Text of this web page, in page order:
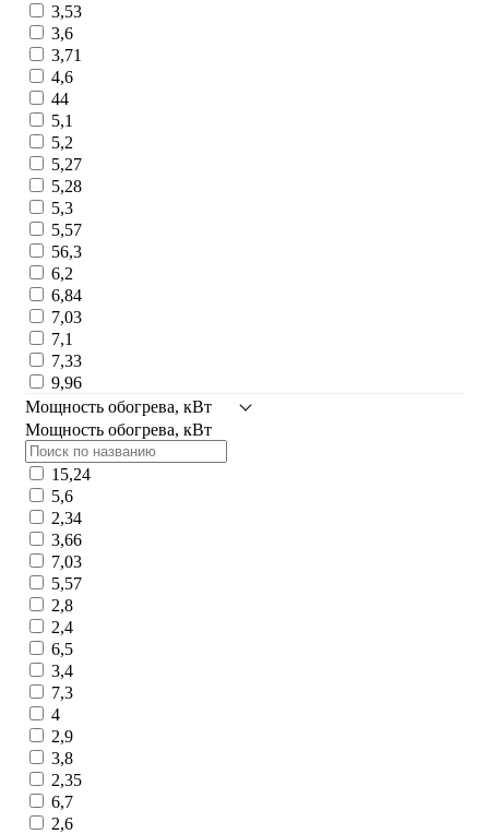
3,53
3,6
3,71
4,6
44
5,1
5,2
5,27
5,28
5,3
5,57
56,3
6,2
6,84
7,03
7,1
7,33
9,96
Мощность обогрева, кВт
Мощность обогрева, кВт
15,24
5,6
2,34
3,66
7,03
5,57
2,8
2,4
6,5
3,4
7,3
4
2,9
3,8
2,35
6,7
2,6